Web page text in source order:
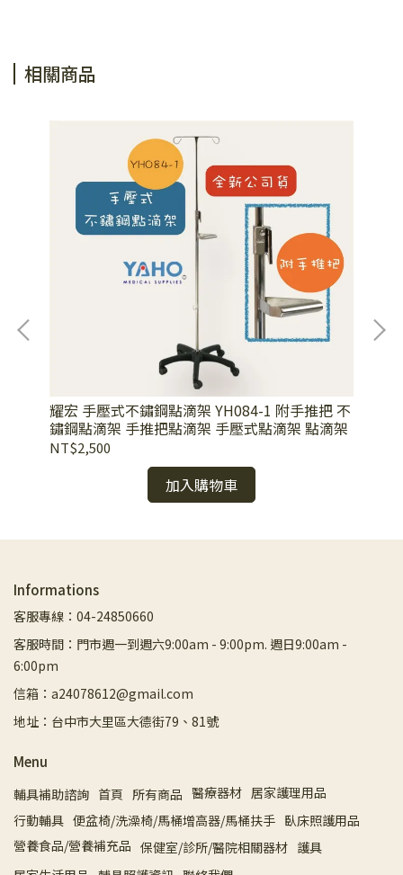
相關商品
耀宏 手壓式不鏽鋼點滴架 YH084-1 附手推把 不
鏽鋼點滴架 手推把點滴架 手壓式點滴架 點滴架
NT$2,500
加入購物車
Informations
客服專線：04-24850660
客服時間：門市週一到週六9:00am - 9:00pm. 週日9:00am -
6:00pm
信箱：a24078612@gmail.com
地址：台中市大里區大德街79、81號
Menu
輔具補助諮詢 首頁 所有商品 醫療器材 居家護理用品
行動輔具 便盆椅/洗澡椅/馬桶增高器/馬桶扶手 臥床照護用品
營養食品/營養補充品 保健室/診所/醫院相關器材 護具